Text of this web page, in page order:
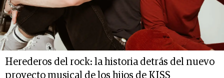
Herederos del rock: la historia detrás del nuevo
proyecto musical de los hijos de KISS